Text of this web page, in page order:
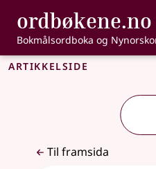
Gå til hovudinnhald
Tilgjenge
ordbøkene.no
Bokmålsordboka og
Artikkelside
Til framsida